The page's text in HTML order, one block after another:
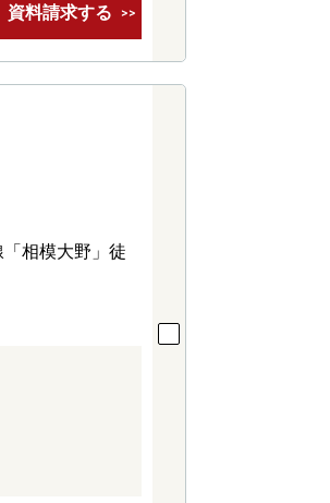
資料請求する
相模大野」徒